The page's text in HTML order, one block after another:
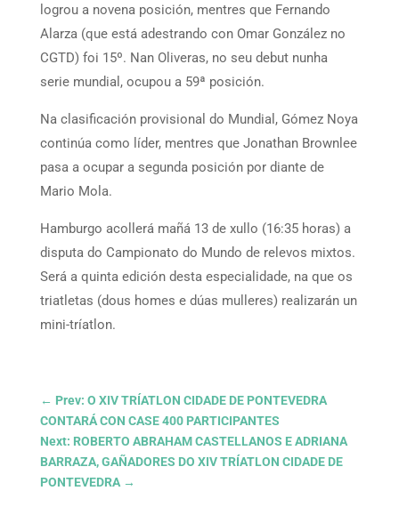
logrou a novena posición, mentres que Fernando
Alarza (que está adestrando con Omar González no
CGTD) foi 15º. Nan Oliveras, no seu debut nunha
serie mundial, ocupou a 59ª posición.
Na clasificación provisional do Mundial, Gómez Noya
continúa como líder, mentres que Jonathan Brownlee
pasa a ocupar a segunda posición por diante de
Mario Mola.
Hamburgo acollerá mañá 13 de xullo (16:35 horas) a
disputa do Campionato do Mundo de relevos mixtos.
Será a quinta edición desta especialidade, na que os
triatletas (dous homes e dúas mulleres) realizarán un
mini-tríatlon.
← Prev: O XIV TRÍATLON CIDADE DE PONTEVEDRA
CONTARÁ CON CASE 400 PARTICIPANTES
Next: ROBERTO ABRAHAM CASTELLANOS E ADRIANA
BARRAZA, GAÑADORES DO XIV TRÍATLON CIDADE DE
PONTEVEDRA→